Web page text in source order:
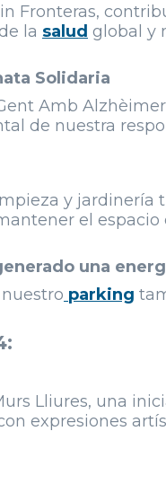
Fronteras,
la salud global y
Solidaria
Amb
de nuestra
y jardinería
el espacio
una
parking
Lliures, una
expresiones